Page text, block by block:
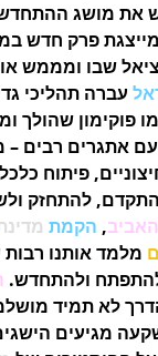
את מושג
מייצגת פרק חדש
שבו ומממש
עברה תהליכי
פוקימון שהולך
אתגרים רבים
פיתוח
להתחזק
האביב, הקמת
מלמד אותנו
ולהתחדש.
לא תמיד
מגיעים